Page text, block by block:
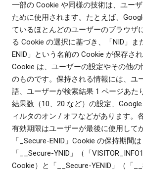
一部の Cookie や同様の技術は、ユー
ために使用されます。たとえば、
ているほとんどのユーザーのブラウザ
る Cookie の選択に基づき、「NID」ま
ENID」という名前の Cookie が保存さ
Cookie は、ユーザーの設定やその他
のものです。保持される情報には、ユ
語、ユーザーが検索結果 1 ページあた
結果数（10、20 など）の設定、
ィルタのオン / オフなどがあります。
有効期限はユーザーが最後に使用して
「_Secure-ENID」Cookie の保持期間は
「__Secure-YNID」（「
Cookie）と「__Secure-YENID」（「